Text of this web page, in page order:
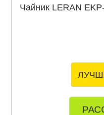
Чайник LERAN